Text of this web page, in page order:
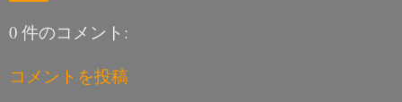
0 件のコメント:
コメントを投稿